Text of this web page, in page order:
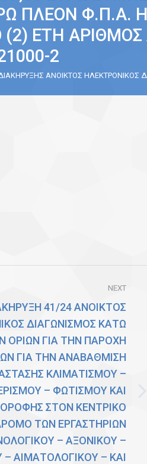
ΠΛΕΟΝ Φ.Π.Α.
ΕΤΗ ΑΡΙΘΜΟΣ
2
ΑΝΟΙΚΤΟΣ ΗΛΕΚΤΡΟΝΙΚΟΣ
NEXT
41/24 ΑΝΟΙΚΤΟΣ
ΔΙΑΓΩΝΙΣΜΟΣ ΚΑΤΩ
ΟΡΙΩΝ ΓΙΑ ΤΗΝ ΠΑΡΟΧΗ
ΓΙΑ ΤΗΝ ΑΝΑΒΑΘΜΙΣΗ
ΚΛΙΜΑΤΙΣΜΟΥ –
– ΦΩΤΙΣΜΟΥ ΚΑΙ
ΣΤΟΝ ΚΕΝΤΡΙΚΟ
ΤΩΝ ΕΡΓΑΣΤΗΡΙΩΝ
– ΑΞΟΝΙΚΟΥ –
– ΑΙΜΑΤΟΛΟΓΙΚΟΥ – ΚΑΙ